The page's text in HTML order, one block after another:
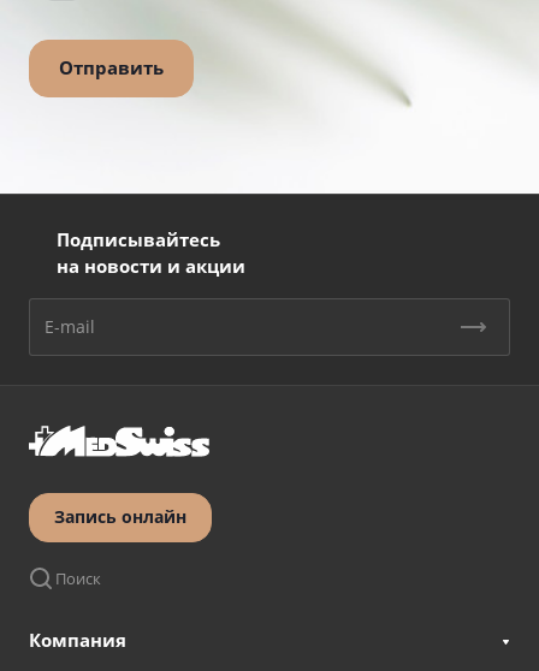
Подписывайтесь
на новости и акции
Запись онлайн
Поиск
Компания